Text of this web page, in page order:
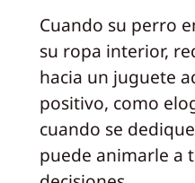
Cuando su perro
su ropa interior,
hacia un juguete
positivo, como
cuando se
puede animarle a